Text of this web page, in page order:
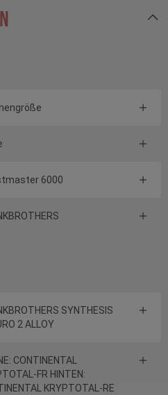
6000
SYNTHESIS
2 ALLOY
CONTINENTAL
FR HINTEN:
KRYPTOTAL-RE